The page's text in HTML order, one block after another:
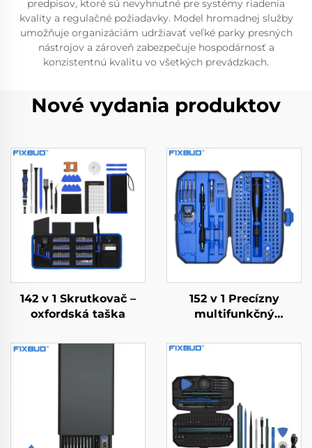
predpisov, ktoré sú nevyhnutné pre systémy riadenia
kvality a regulačné požiadavky. Model hromadnej služby
umožňuje organizáciám udržiavať veľké parky presných
nástrojov a zároveň zabezpečuje hospodárnosť a
konzistentnú kvalitu vo všetkých prevádzkach.
Nové vydania produktov
142 v 1 Skrutkovač –
oxfordská taška
152 v 1 Precízny
multifunkčný